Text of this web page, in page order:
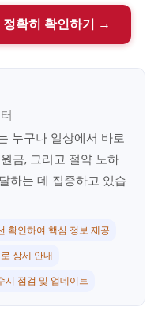
정확히 확인하기 →
누구나 일상에서 바로
금, 그리고 절약 노하
하는 데 집중하고 있습
확인하여 핵심 정보 제공
상세 안내
시 점검 및 업데이트